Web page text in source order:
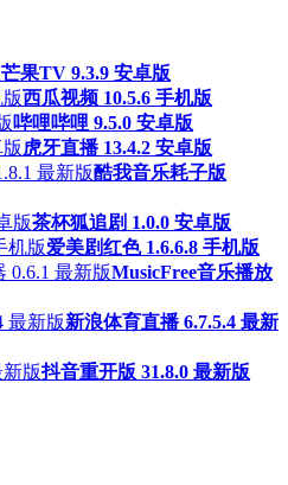
芒果TV 9.3.9 安卓版
西瓜视频 10.5.6 手机版
哔哩哔哩 9.5.0 安卓版
虎牙直播 13.4.2 安卓版
酷我音乐耗子版
茶杯狐追剧 1.0.0 安卓版
爱美剧红色 1.6.6.8 手机版
MusicFree音乐播放
新浪体育直播 6.7.5.4 最新
抖音重开版 31.8.0 最新版